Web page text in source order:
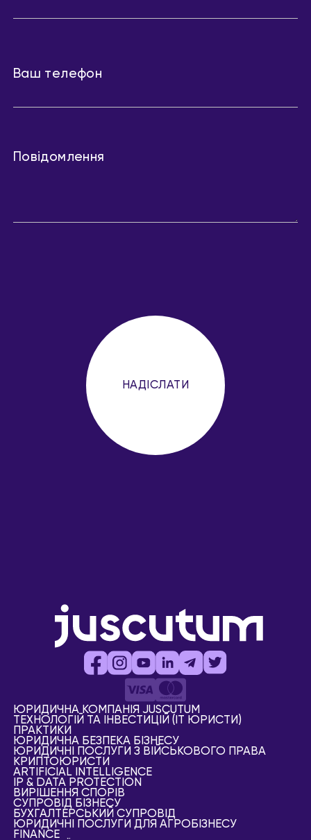
ЮРИДИЧНА КОМПАНІЯ JUSCUTUM
ТЕХНОЛОГІЙ ТА ІНВЕСТИЦІЙ (IT ЮРИСТИ)
ПРАКТИКИ
ЮРИДИЧНА БЕЗПЕКА БІЗНЕСУ
ЮРИДИЧНІ ПОСЛУГИ З ВІЙСЬКОВОГО ПРАВА
КРИПТОЮРИСТИ
АRTIFICIAL ІNTELLIGENCE
IP & DATA PROTECTION
ВИРІШЕННЯ СПОРІВ
СУПРОВІД БІЗНЕСУ
БУХГАЛТЕРСЬКИЙ СУПРОВІД
ЮРИДИЧНІ ПОСЛУГИ ДЛЯ АГРОБІЗНЕСУ
FINANCE